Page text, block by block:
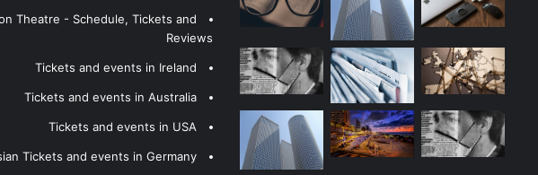
Theatre - Schedule, Tickets and
Reviews
Tickets and events in Ireland
Tickets and events in Australia
Tickets and events in USA
Tickets and events in Germany